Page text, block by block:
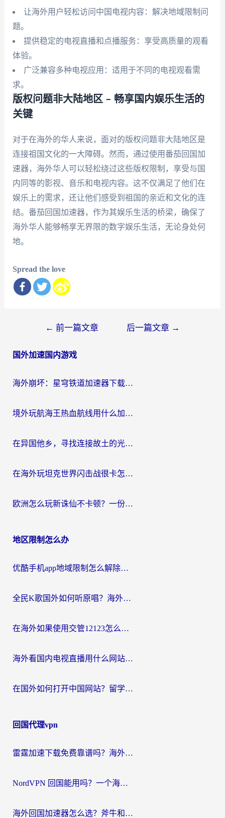
让海外用户轻松访问中国电视内容：解决地域限制问
题。
提供稳定的电视直播和点播服务：享受高质量的观看
体验。
广泛兼容多种电视应用：适用于不同的电视观看需
求。
版权问题非大陆地区 – 畅享国内娱乐生活的
关键
对于在海外的华人来说，面对的版权问题非大陆地区是
连接祖国文化的一大障碍。然而，通过使用番茄回国加
速器，海外华人可以轻松绕过这些版权限制，享受与国
内同等的影视、音乐和电视内容。这不仅满足了他们在
娱乐上的需求，还让他们感受到祖国的亲近和文化的连
结。番茄回国加速器，作为其娱乐生活的桥梁，确保了
海外华人能够畅享无界限的数字娱乐生活，无论身处何
地。
Spread the love
导
← 前一篇文章 后一篇文章 →
国外加速国内游戏
海外崩坏：星穹铁道加速器下载安装：一份给游子的终极网络指南
境外玩航海王热血航线用什么加速器？2026海外玩家实测最优方案（附欧洲问道堡垒前线加速技巧）
在异国他乡，寻找连接故土的光明大陆免费加速器
在海外玩坦克世界闪击战很卡怎么办？老玩家亲测有效的加速器选择指南
欧洲怎么玩新诛仙不卡顿？一份给海外游子的国服游戏畅玩指南
地区限制怎么办
优酷手机app地域限制怎么解除？海外党亲测有效的追剧方案
全民K歌国外如何听原唱？海外党亲测有效的回国加速器选择指南
在海外如果使用交管12123怎么处理？留学生亲测有效的回国加速方案
海外看国内电视直播用什么网站比较好？一篇解决你所有追剧难题的实用指南
在国外如何打开中国网站？留学生与海外华人的无缝访问指南
回国代理vpn
雷霆加速下载免费靠谱吗？海外党选回国加速器的避坑指南（附热门工具对比）
NordVPN 回国能用吗？一个海外用户必须面对的真实困境
海外回国加速器怎么选？斧牛和海龟哪个好？一篇帮你避开坑的实用指南